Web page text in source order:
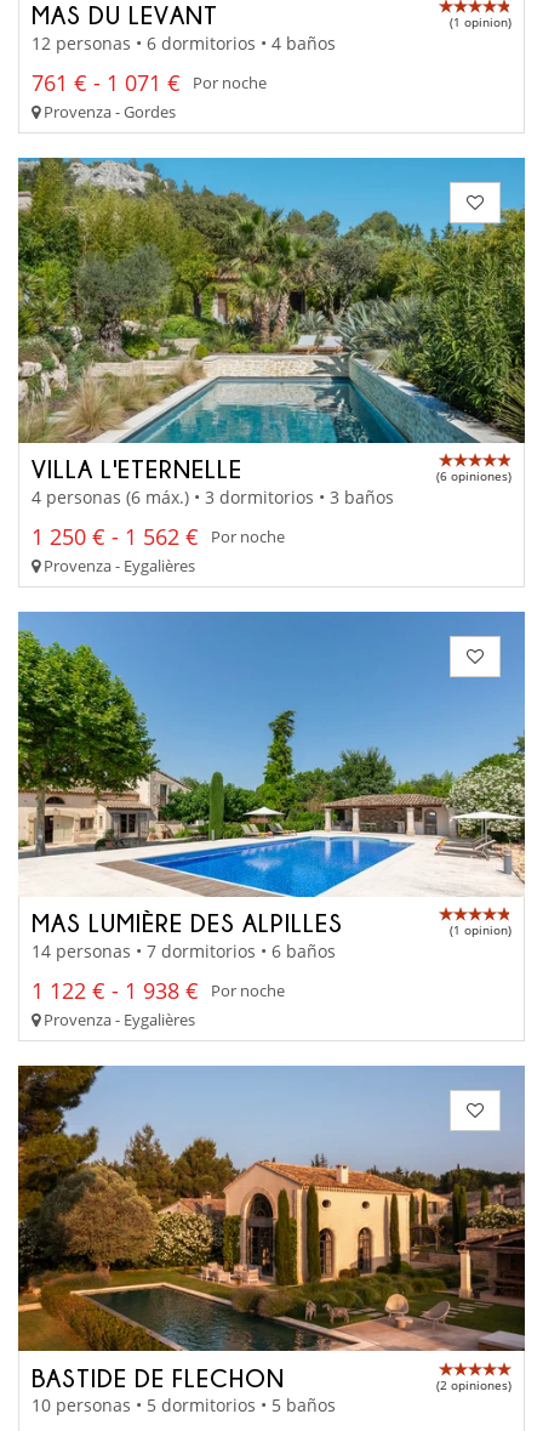
MAS DU LEVANT (1 opinion)
12 personas • 6 dormitorios • 4 baños
761 € - 1 071 €
Por noche
Provenza - Gordes
VILLA L'ETERNELLE (6 opiniones)
4 personas (6 máx.) • 3 dormitorios • 3 baños
1 250 € - 1 562 €
Por noche
Provenza - Eygalières
MAS LUMIÈRE DES ALPILLES (1 opinion)
14 personas • 7 dormitorios • 6 baños
1 122 € - 1 938 €
Por noche
Provenza - Eygalières
BASTIDE DE FLECHON (2 opiniones)
10 personas • 5 dormitorios • 5 baños